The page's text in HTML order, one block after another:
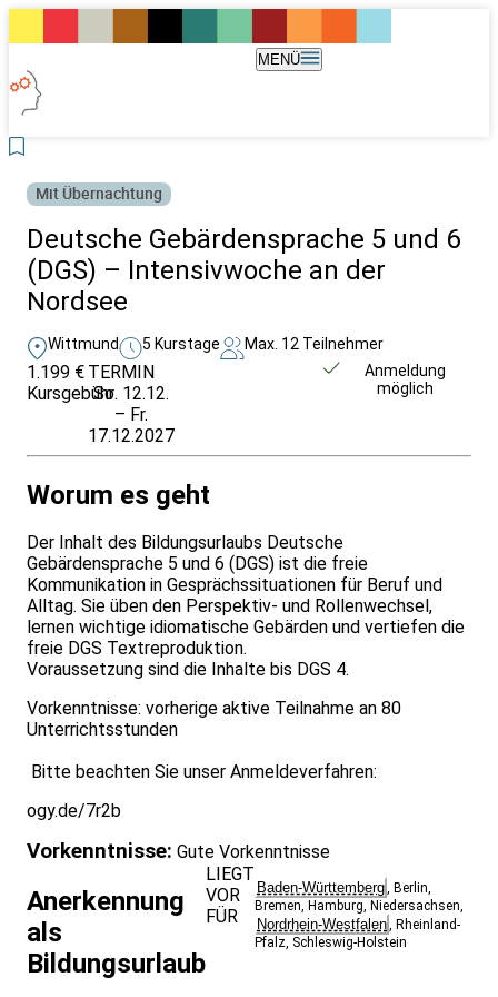
MENÜ
Mit Übernachtung
Deutsche Gebärdensprache 5 und 6
(DGS) – Intensivwoche an der
Nordsee
Wittmund 5 Kurstage Max. 12 Teilnehmer
1.199 €
Kursgebühr
TERMIN
So. 12.12.
– Fr.
17.12.2027
Anmeldung
möglich
Worum es geht
Der Inhalt des Bildungsurlaubs Deutsche
Gebärdensprache 5 und 6 (DGS) ist die freie
Kommunikation in Gesprächssituationen für Beruf und
Alltag. Sie üben den Perspektiv- und Rollenwechsel,
lernen wichtige idiomatische Gebärden und vertiefen die
freie DGS Textreproduktion.
Voraussetzung sind die Inhalte bis DGS 4.
Vorkenntnisse: vorherige aktive Teilnahme an 80
Unterrichtsstunden
Bitte beachten Sie unser Anmeldeverfahren:
ogy.de/7r2b
Vorkenntnisse: Gute Vorkenntnisse
Anerkennung
als
Bildungsurlaub
LIEGT
VOR
FÜR
Baden-Württemberg, Berlin,
Bremen, Hamburg, Niedersachsen,
Nordrhein-Westfalen, Rheinland-
Pfalz, Schleswig-Holstein